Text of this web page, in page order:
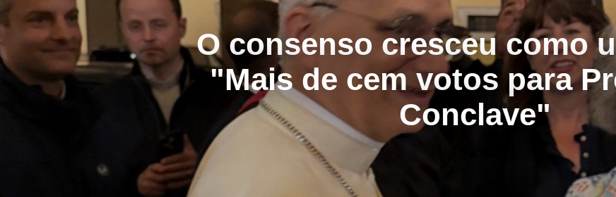
O consenso cresceu como
"Mais de cem votos para
Conclave"